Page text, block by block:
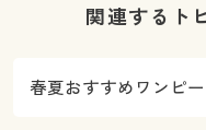
関連するト
春夏おすすめワンピ